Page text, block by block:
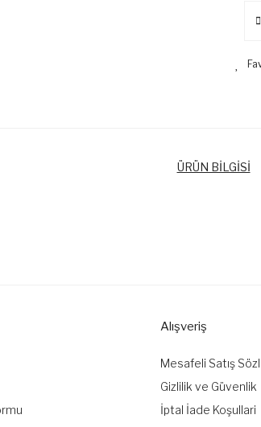
ÜRÜN BİLGİSİ
hatalar bulunuyor.
farklı alternatifler olmalı.
Alışveriş
Mesafeli Satış
Gizlilik ve Güvenlik
İptal İade Koşullari